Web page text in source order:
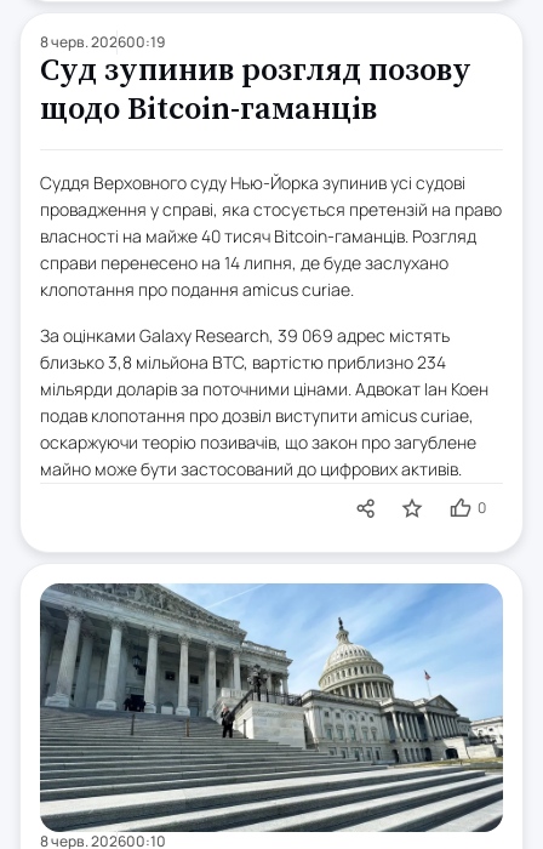
8 черв. 202600:19
Суд зупинив розгляд позову
щодо Bitcoin-гаманців
Суддя Верховного суду Нью-Йорка зупинив усі судові
провадження у справі, яка стосується претензій на право
власності на майже 40 тисяч Bitcoin-гаманців. Розгляд
справи перенесено на 14 липня, де буде заслухано
клопотання про подання amicus curiae.
За оцінками Galaxy Research, 39 069 адрес містять
близько 3,8 мільйона BTC, вартістю приблизно 234
мільярди доларів за поточними цінами. Адвокат Іан Коен
подав клопотання про дозвіл виступити amicus curiae,
оскаржуючи теорію позивачів, що закон про загублене
майно може бути застосований до цифрових активів.
0
8 черв. 202600:10